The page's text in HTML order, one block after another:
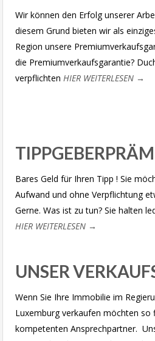
Wir können den Erfolg unserer
diesem Grund bieten wir als
Region unsere
die Premiumverkaufsgarantie?
verpflichten HIER WEITERLESEN →
Bares Geld für Ihren Tipp ! Sie
Aufwand und ohne Verpflichtung
Gerne. Was ist zu tun? Sie halten
HIER WEITERLESEN →
UNSER
Wenn Sie Ihre Immobilie im
Luxemburg verkaufen möchten so
kompetenten Ansprechpartner.